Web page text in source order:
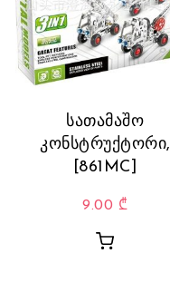
სათამაშო
კონსტრუქტორი,
[861MC]
9.00 ₾